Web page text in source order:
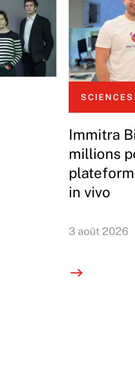
Immitra
millions
in vivo
3 août 2026